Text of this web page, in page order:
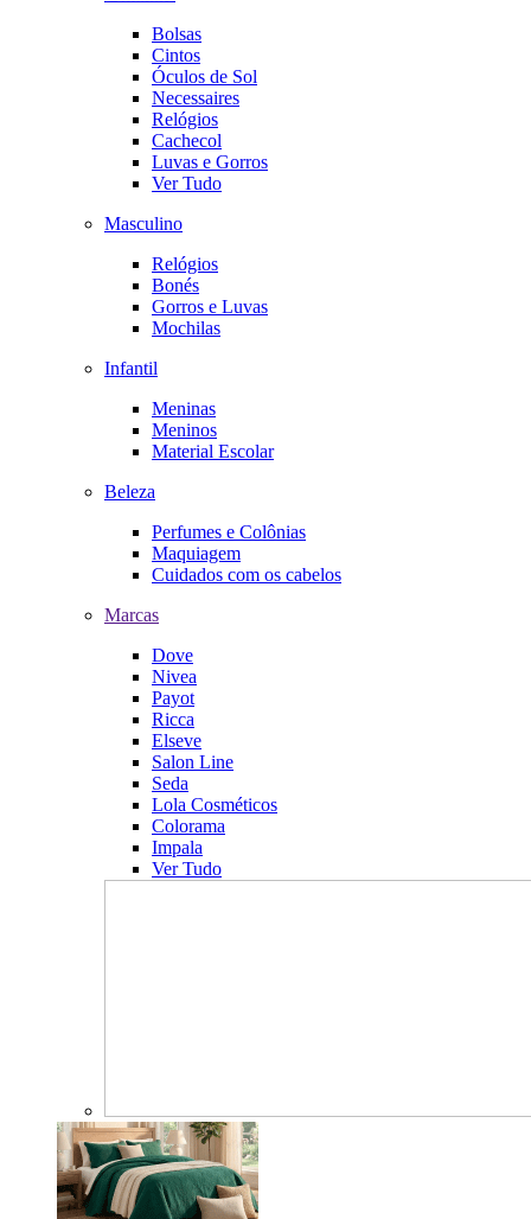
Bolsas
Cintos
Óculos de Sol
Necessaires
Relógios
Cachecol
Luvas e Gorros
Ver Tudo
Masculino
Relógios
Bonés
Gorros e Luvas
Mochilas
Infantil
Meninas
Meninos
Material Escolar
Beleza
Perfumes e Colônias
Maquiagem
Cuidados com os cabelos
Marcas
Dove
Nivea
Payot
Ricca
Elseve
Salon Line
Seda
Lola Cosméticos
Colorama
Impala
Ver Tudo